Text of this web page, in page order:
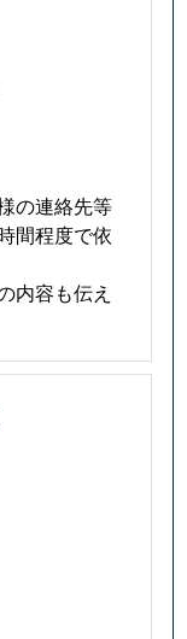
の連絡先等
間程度で依
内容も伝え